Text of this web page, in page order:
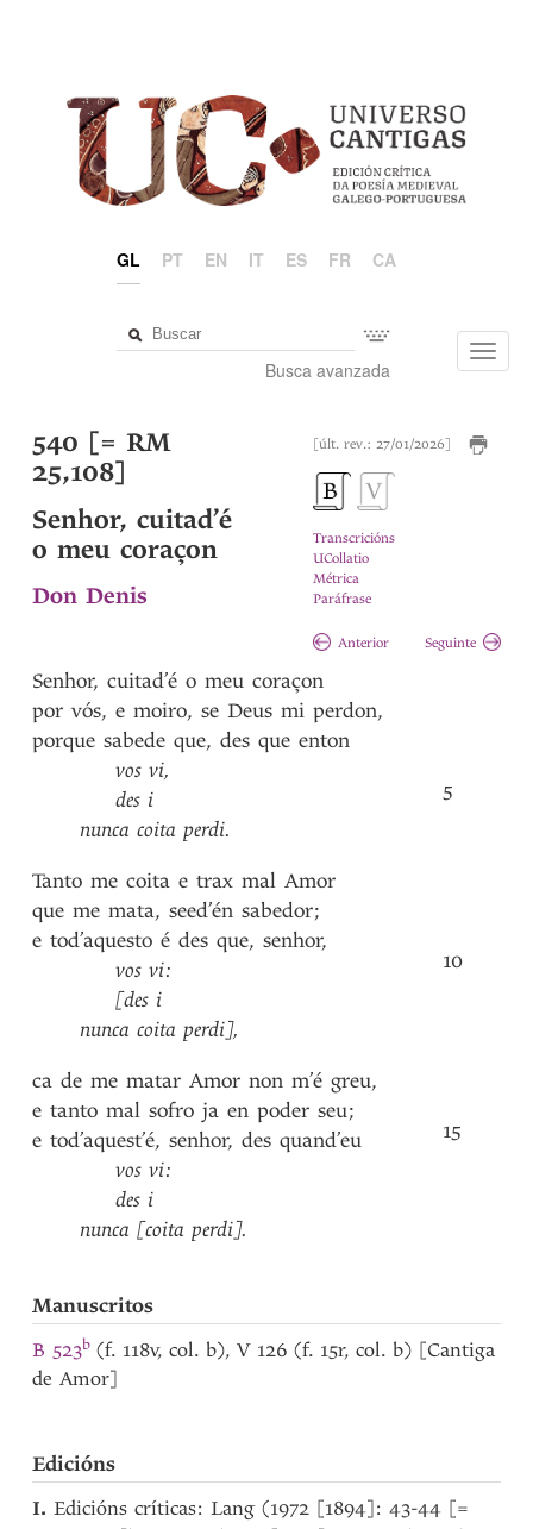
GL PT EN IT ES FR CA
Busca avanzada
[últ. rev.: 27/01/2026]
Transcricións
UCollatio
Métrica
Paráfrase
Anterior Seguinte
540 [= RM
25,108]
Senhor, cuitad’é
o meu coraçon
Don Denis
Senhor, cuitad’é o meu coraçon
por vós, e moiro, se Deus mi perdon,
porque sabede que, des que enton
vos vi,
des i
nunca coita perdi.
Tanto me coita e trax mal Amor
que me mata, seed’én sabedor;
e tod’aquesto é des que, senhor,
vos vi:
[des i
nunca coita perdi],
ca de me matar Amor non m’é greu,
e tanto mal sofro ja en poder seu;
e tod’aquest’é, senhor, des quand’eu
vos vi:
des i
nunca [coita perdi].
5
10
15
Manuscritos
B 523b (f. 118v, col. b), V 126 (f. 15r, col. b) [Cantiga
de Amor]
Edicións
I. Edicións críticas: Lang (1972 [1894]: 43-44 [=